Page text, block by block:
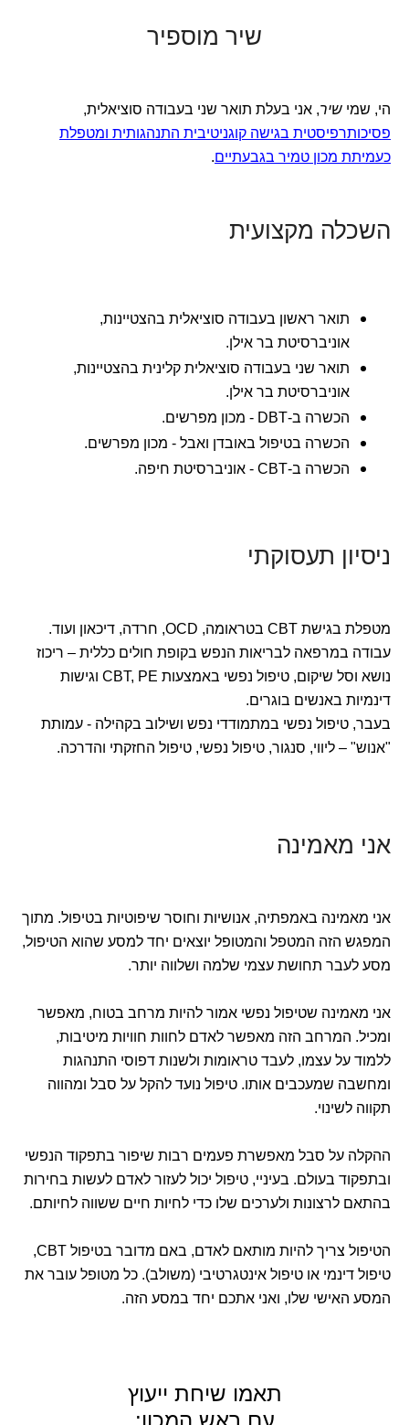
שיר מוספיר
הי, שמי שיר, אני בעלת תואר שני בעבודה סוציאלית,
פסיכותרפיסטית בגישה קוגניטיבית התנהגותית ומטפלת
כעמיתת מכון טמיר בגבעתיים.
השכלה מקצועית
תואר ראשון בעבודה סוציאלית בהצטיינות,
אוניברסיטת בר אילן.
תואר שני בעבודה סוציאלית קלינית בהצטיינות,
אוניברסיטת בר אילן.
הכשרה ב-DBT - מכון מפרשים.
הכשרה בטיפול באובדן ואבל - מכון מפרשים.
הכשרה ב-CBT - אוניברסיטת חיפה.
ניסיון תעסוקתי
מטפלת בגישת CBT בטראומה, OCD, חרדה, דיכאון ועוד.
עבודה במרפאה לבריאות הנפש בקופת חולים כללית – ריכוז
נושא וסל שיקום, טיפול נפשי באמצעות CBT, PE וגישות
דינמיות באנשים בוגרים.
בעבר, טיפול נפשי במתמודדי נפש ושילוב בקהילה - עמותת
"אנוש" – ליווי, סנגור, טיפול נפשי, טיפול החזקתי והדרכה.
אני מאמינה
אני מאמינה באמפתיה, אנושיות וחוסר שיפוטיות בטיפול. מתוך
המפגש הזה המטפל והמטופל יוצאים יחד למסע שהוא הטיפול,
מסע לעבר תחושת עצמי שלמה ושלווה יותר.
אני מאמינה שטיפול נפשי אמור להיות מרחב בטוח, מאפשר
ומכיל. המרחב הזה מאפשר לאדם לחוות חוויות מיטיבות,
ללמוד על עצמו, לעבד טראומות ולשנות דפוסי התנהגות
ומחשבה שמעכבים אותו. טיפול נועד להקל על סבל ומהווה
תקווה לשינוי.
ההקלה על סבל מאפשרת פעמים רבות שיפור בתפקוד הנפשי
ובתפקוד בעולם. בעיניי, טיפול יכול לעזור לאדם לעשות בחירות
בהתאם לרצונות ולערכים שלו כדי לחיות חיים ששווה לחיותם.
הטיפול צריך להיות מותאם לאדם, באם מדובר בטיפול CBT,
טיפול דינמי או טיפול אינטגרטיבי (משולב). כל מטופל עובר את
המסע האישי שלו, ואני אתכם יחד במסע הזה.
תאמו שיחת ייעוץ
עם ראש המכון: